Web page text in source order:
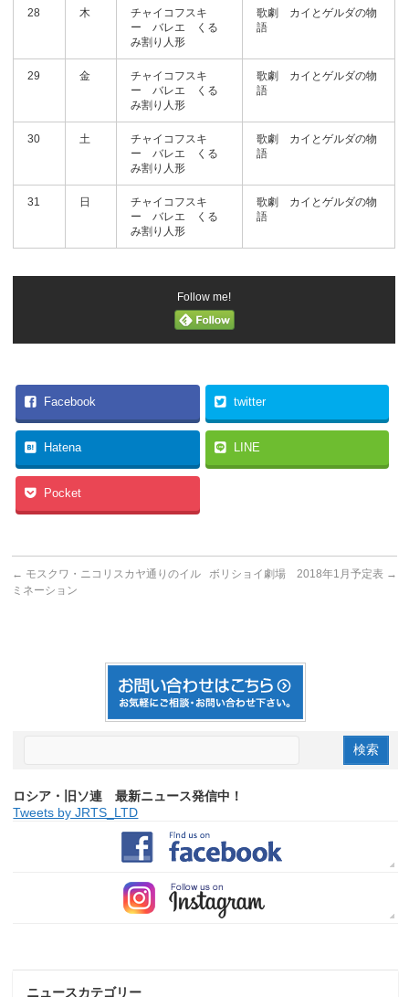
28 木
チャイコフスキ
ー バレエ くる
み割り人形
歌劇 カイとゲルダの物
語
29 金
チャイコフスキ
ー バレエ くる
み割り人形
歌劇 カイとゲルダの物
語
30 土
チャイコフスキ
ー バレエ くる
み割り人形
歌劇 カイとゲルダの物
語
31 日
チャイコフスキ
ー バレエ くる
み割り人形
歌劇 カイとゲルダの物
語
Follow me!
Facebook twitter
Hatena LINE
Pocket
← モスクワ・ニコリスカヤ通りのイル
ミネーション
ボリショイ劇場 2018年1月予定表 →
ロシア・旧ソ連 最新ニュース発信中！
Tweets by JRTS_LTD
ニュースカテゴリー